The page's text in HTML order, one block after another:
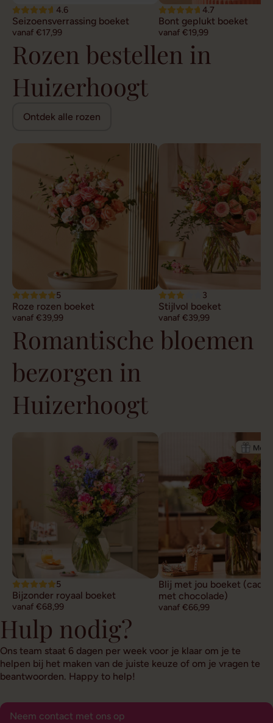
4.6
Seizoensverrassing boeket
vanaf €17,99
4.7
Bont geplukt boeket
vanaf €19,99
Rozen bestellen in
Huizerhoogt
Ontdek alle rozen
5
Roze rozen boeket
vanaf €39,99
3
Stijlvol boeket
vanaf €39,99
Romantische bloemen
bezorgen in
Huizerhoogt
5
Bijzonder royaal boeket
vanaf €68,99
Blij met jou boeket
met chocolade)
vanaf €66,99
Hulp nodig?
Ons team staat 6 dagen per week voor je klaar om je te
helpen bij het maken van de juiste keuze of om je vragen te
beantwoorden. Happy to help!
Neem contact met ons op